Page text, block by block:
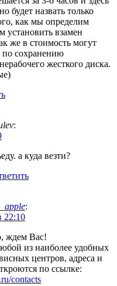
будет назвать только
как мы определим
установить взамен
же в стоимость могут
сохранению
жесткого диска.
:
а куда везти?
:
22:10
ждем Вас!
из наиболее удобных
центров, адреса и
по ссылке:
contacts